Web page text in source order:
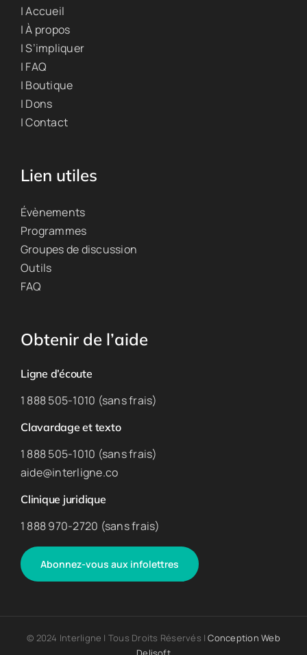
| Accueil
| À propos
| S’impliquer
| FAQ
| Boutique
| Dons
| Contact
Lien utiles
Évènements
Programmes
Groupes de discussion
Outils
FAQ
Obtenir de l’aide
Ligne d’écoute
1 888 505-1010 (sans frais)
Clavardage et texto
1 888 505-1010 (sans frais)
aide@interligne.co
Clinique juridique
1 888 970-2720 (sans frais)
Abonnez-vous aux infolettres
© 2024 Interligne | Tous Droits Réservés |Conception Web